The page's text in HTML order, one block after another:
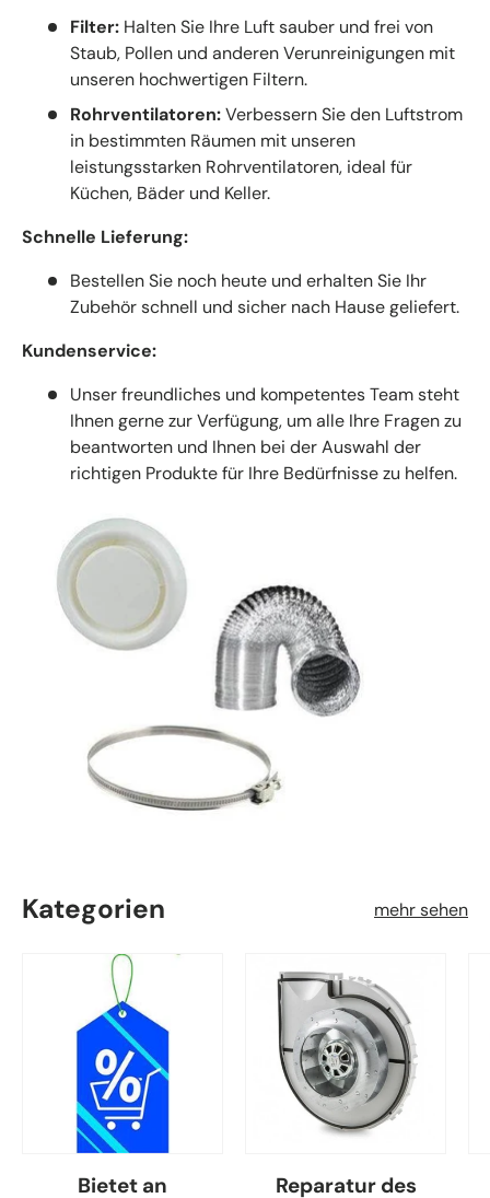
Filter: Halten Sie Ihre Luft sauber und frei von
Staub, Pollen und anderen Verunreinigungen mit
unseren hochwertigen Filtern.
Rohrventilatoren:Verbessern Sie den Luftstrom
in bestimmten Räumen mit unseren
leistungsstarken Rohrventilatoren, ideal für
Küchen, Bäder und Keller.
Schnelle Lieferung:
Bestellen Sie noch heute und erhalten Sie Ihr
Zubehör schnell und sicher nach Hause geliefert.
Kundenservice:
Unser freundliches und kompetentes Team steht
Ihnen gerne zur Verfügung, um alle Ihre Fragen zu
beantworten und Ihnen bei der Auswahl der
richtigen Produkte für Ihre Bedürfnisse zu helfen.
Kategorien mehr sehen
Bietet an
Reparatur des